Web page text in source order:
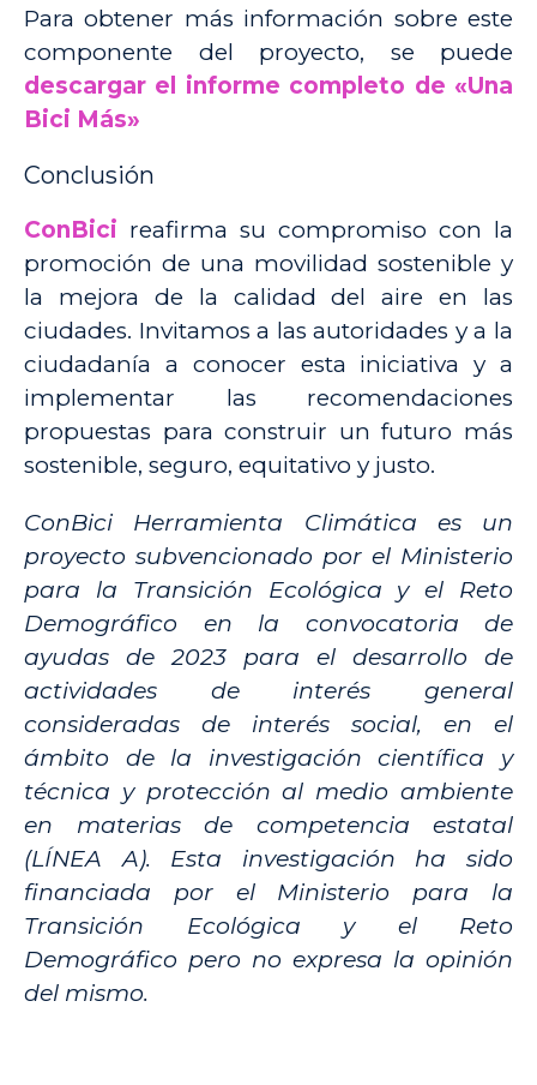
Para obtener más información sobre este
componente del proyecto, se puede
descargar el informe completo de «Una
Bici Más»
Conclusión
ConBici reafirma su compromiso con la
promoción de una movilidad sostenible y
la mejora de la calidad del aire en las
ciudades. Invitamos a las autoridades y a la
ciudadanía a conocer esta iniciativa y a
implementar las recomendaciones
propuestas para construir un futuro más
sostenible, seguro, equitativo y justo.
ConBici Herramienta Climática es un
proyecto subvencionado por el Ministerio
para la Transición Ecológica y el Reto
Demográfico en la convocatoria de
ayudas de 2023 para el desarrollo de
actividades de interés general
consideradas de interés social, en el
ámbito de la investigación científica y
técnica y protección al medio ambiente
en materias de competencia estatal
(LÍNEA A). Esta investigación ha sido
financiada por el Ministerio para la
Transición Ecológica y el Reto
Demográfico pero no expresa la opinión
del mismo.